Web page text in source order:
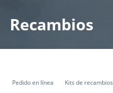
Recambios
Pedido en línea Kits de recambios